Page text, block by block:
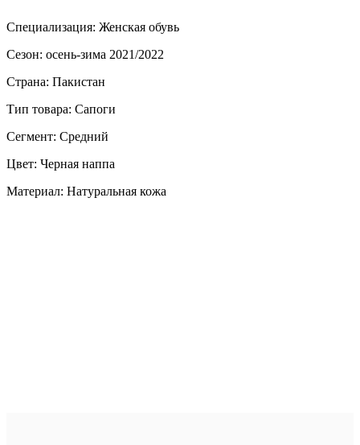
Специализация: Женская обувь
Сезон: осень-зима 2021/2022
Страна: Пакистан
Тип товара: Сапоги
Сегмент: Средний
Цвет: Черная наппа
Материал: Натуральная кожа